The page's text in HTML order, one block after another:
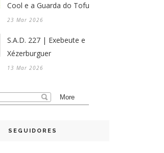
Cool e a Guarda do Tofu
23 Mar 2026
S.A.D. 227 | Exebeute e
Xézerburguer
13 Mar 2026
SEGUIDORES